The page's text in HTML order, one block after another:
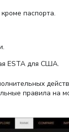
паспорта.
ESTA для США.
правила на